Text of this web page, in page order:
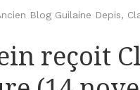
Blog Guilaine Depis,
reçoit